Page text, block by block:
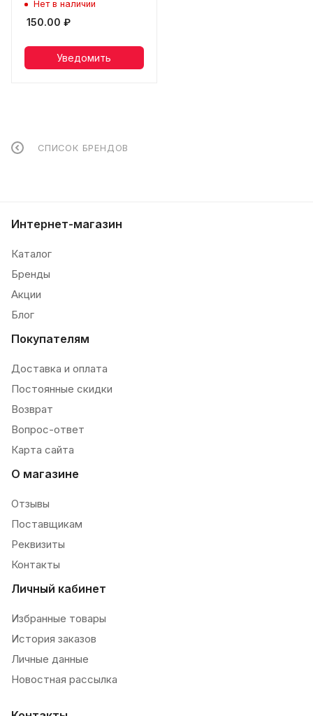
Нет в наличии
150.00 ₽
Уведомить
СПИСОК БРЕНДОВ
Интернет-магазин
Каталог
Бренды
Акции
Блог
Покупателям
Доставка и оплата
Постоянные скидки
Возврат
Вопрос-ответ
Карта сайта
О магазине
Отзывы
Поставщикам
Реквизиты
Контакты
Личный кабинет
Избранные товары
История заказов
Личные данные
Новостная рассылка